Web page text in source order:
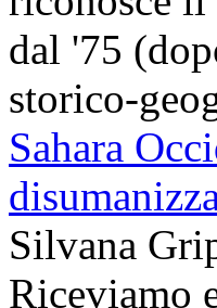
dal '75
storico-
Sahara
Silvana
Riceviamo